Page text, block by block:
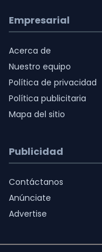
Empresarial
Acerca de
Nuestro equipo
Política de privacidad
Política publicitaria
Mapa del sitio
Publicidad
Contáctanos
Anúnciate
Advertise